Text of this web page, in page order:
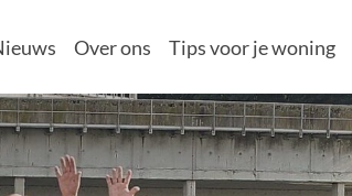
Over ons Tips voor je woning